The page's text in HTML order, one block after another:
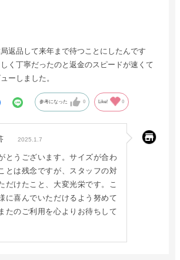
返品して来年まで待つことにしたんです
く丁寧だったのと返金のスピードが速くて
ーしました。
参考になった 0 Like! 0
2025.1.7
とうございます。サイズが合わ
とは残念ですが、スタッフの対
だけたこと、大変光栄です。こ
に喜んでいただけるよう努めて
たのご利用を心よりお待ちして